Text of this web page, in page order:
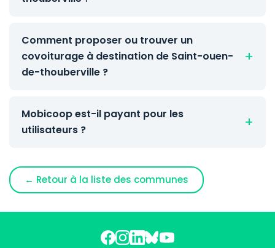
Comment proposer ou trouver un
covoiturage à destination de Saint-ouen-
de-thouberville ?
Mobicoop est-il payant pour les
utilisateurs ?
← Retour à la liste des communes